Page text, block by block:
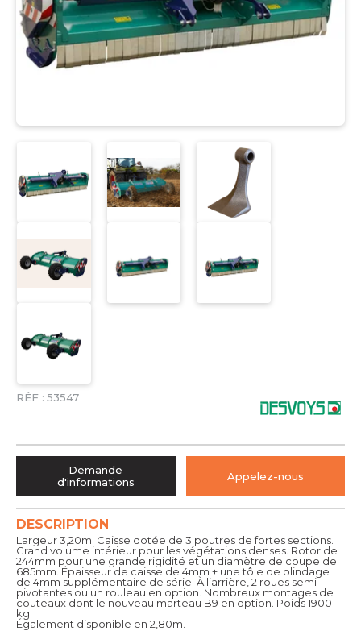
RÉF : 53547
DESCRIPTION
Largeur 3,20m. Caisse dotée de 3 poutres de fortes sections.
Grand volume intérieur pour les végétations denses. Rotor de
244mm pour une grande rigidité et un diamètre de coupe de
685mm. Épaisseur de caisse de 4mm + une tôle de blindage
de 4mm supplémentaire de série. À l’arrière, 2 roues semi-
pivotantes ou un rouleau en option. Nombreux montages de
couteaux dont le nouveau marteau B9 en option. Poids 1900
kg
Également disponible en 2,80m.
Demande
d'informations
Appelez-nous